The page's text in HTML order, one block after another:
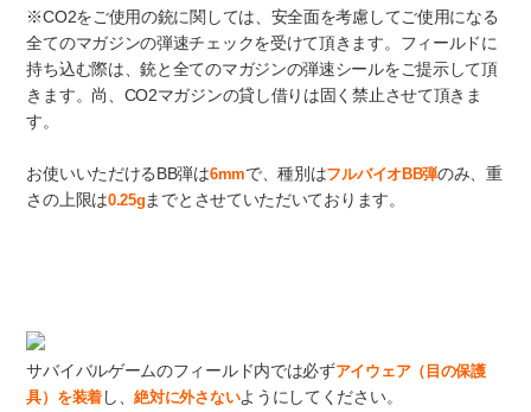
※CO2をご使用の銃に関しては、安全面を考慮してご使用になる
全てのマガジンの弾速チェックを受けて頂きます。フィールドに
持ち込む際は、銃と全てのマガジンの弾速シールをご提示して頂
きます。尚、CO2マガジンの貸し借りは固く禁止させて頂きま
す。
お使いいただけるBB弾は6mmで、種別はフルバイオBB弾のみ、重
さの上限は0.25g までとさせていただいております。
サバイバルゲームのフィールド内では必ずアイウェア（目の保護
具）を装着し、絶対に外さないようにしてください。